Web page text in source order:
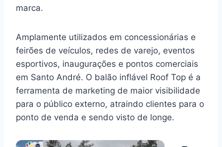
marca.
Amplamente utilizados em concessionárias e
feirões de veículos, redes de varejo, eventos
esportivos, inaugurações e pontos comerciais
em Santo André. O balão inflável Roof Top é a
ferramenta de marketing de maior visibilidade
para o público externo, atraindo clientes para o
ponto de venda e sendo visto de longe.